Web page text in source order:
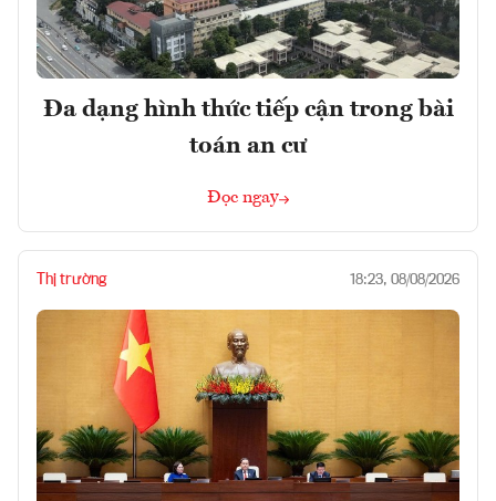
Đa dạng hình thức tiếp cận trong bài
toán an cư
Đọc ngay
Thị trường 18:23, 08/08/2026